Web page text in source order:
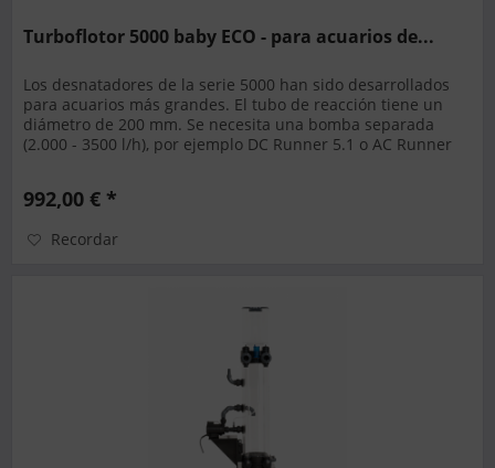
Turboflotor 5000 baby ECO - para acuarios de...
Los desnatadores de la serie 5000 han sido desarrollados
para acuarios más grandes. El tubo de reacción tiene un
diámetro de 200 mm. Se necesita una bomba separada
(2.000 - 3500 l/h), por ejemplo DC Runner 5.1 o AC Runner
992,00 € *
Recordar